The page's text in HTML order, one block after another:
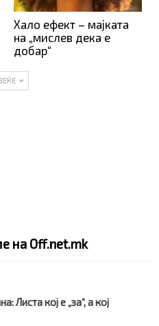
Хало ефект – мајката
на „мислев дека е
добар“
на Off.net.mk
Листа кој е „за“, а кој